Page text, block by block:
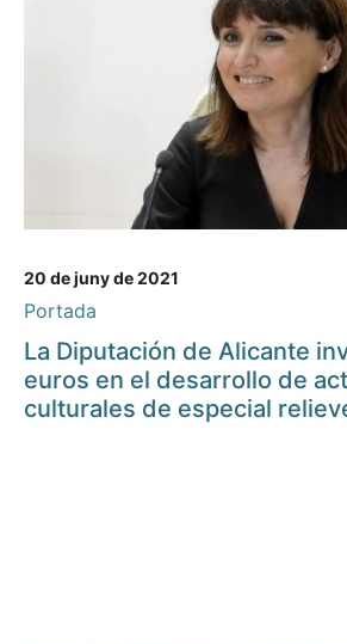
20 de juny de 2021
Portada
La Diputación de Alicante
euros en el desarrollo de
culturales de especial